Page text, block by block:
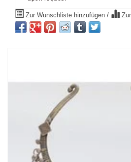
Zur Wunschliste hinzufügen